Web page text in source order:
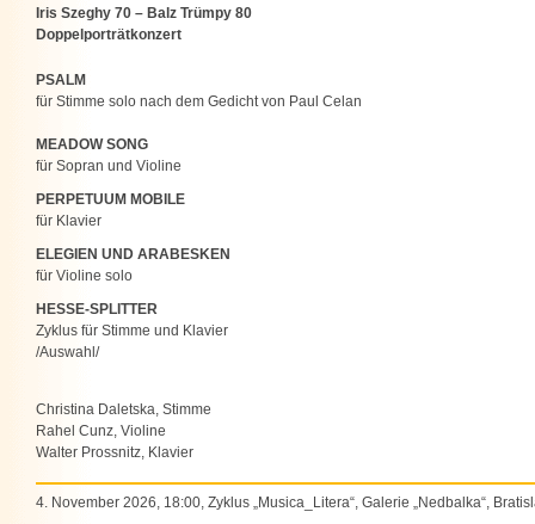
Iris Szeghy 70 – Balz Trümpy 80
Doppelporträtkonzert
PSALM
für Stimme solo nach dem Gedicht von Paul Celan
MEADOW SONG
für Sopran und Violine
PERPETUUM MOBILE
für Klavier
ELEGIEN UND ARABESKEN
für Violine solo
HESSE-SPLITTER
Zyklus für Stimme und Klavier
/Auswahl/
Christina Daletska, Stimme
Rahel Cunz, Violine
Walter Prossnitz, Klavier
4. November 2026, 18:00, Zyklus „Musica_Litera“, Galerie „Nedbalka“,